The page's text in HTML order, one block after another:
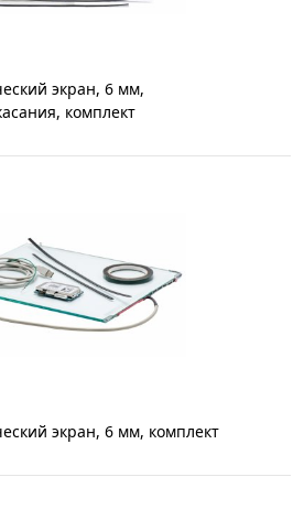
экран, 6 мм,
комплект
экран, 6 мм, комплект